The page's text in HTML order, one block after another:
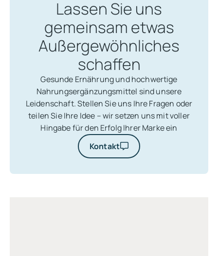
Zusätzlich betreut Sie ein Produktmanager, der den
Entwicklungsprozess überwacht. So garantieren wir,
dass Ihr Produkt allen Ihren Anforderungen und
Zeitvorgaben entspricht.
Unser Team begleitet Sie in jeder Phase des Prozesses
– von der ersten Idee bis zur finalen Umsetzung
Lassen Sie uns
gemeinsam etwas
Außergewöhnliches
schaffen
Gesunde Ernährung und hochwertige
Nahrungsergänzungsmittel sind unsere
Leidenschaft. Stellen Sie uns Ihre Fragen oder
teilen Sie Ihre Idee – wir setzen uns mit voller
Hingabe für den Erfolg Ihrer Marke ein
Kontakt